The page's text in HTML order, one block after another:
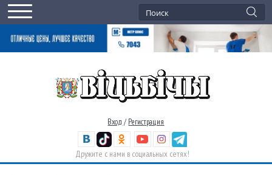
Вход / Регистрация
Дружите с нами в социальных сетях!